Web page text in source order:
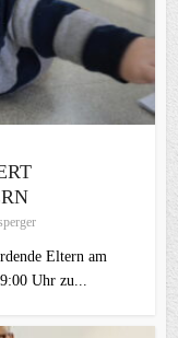
Eltern am
Uhr zu...